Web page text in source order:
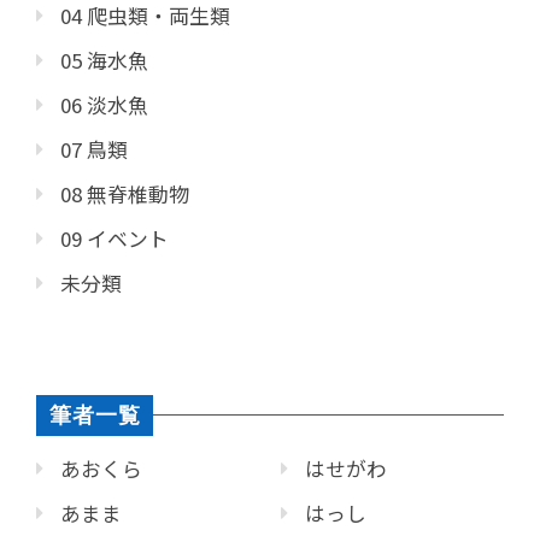
04 爬虫類・両生類
05 海水魚
06 淡水魚
07 鳥類
08 無脊椎動物
09 イベント
未分類
筆者一覧
あおくら
あまま
はせがわ
はっし